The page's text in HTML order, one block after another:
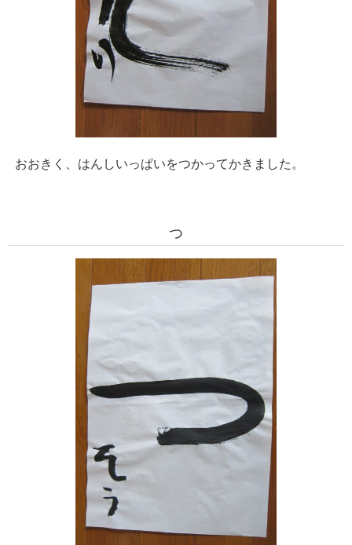
おおきく、はんしいっぱいをつかってかきました。
つ